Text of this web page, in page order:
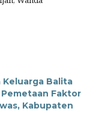
Balita
Faktor
Kabupaten